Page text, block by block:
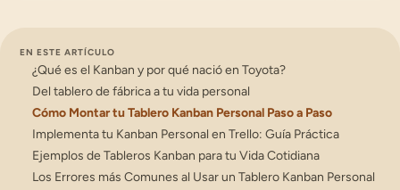
EN ESTE ARTÍCULO
¿Qué es el Kanban y por qué nació en Toyota?
Del tablero de fábrica a tu vida personal
Cómo Montar tu Tablero Kanban Personal Paso a Paso
Implementa tu Kanban Personal en Trello: Guía Práctica
Ejemplos de Tableros Kanban para tu Vida Cotidiana
Los Errores más Comunes al Usar un Tablero Kanban Personal